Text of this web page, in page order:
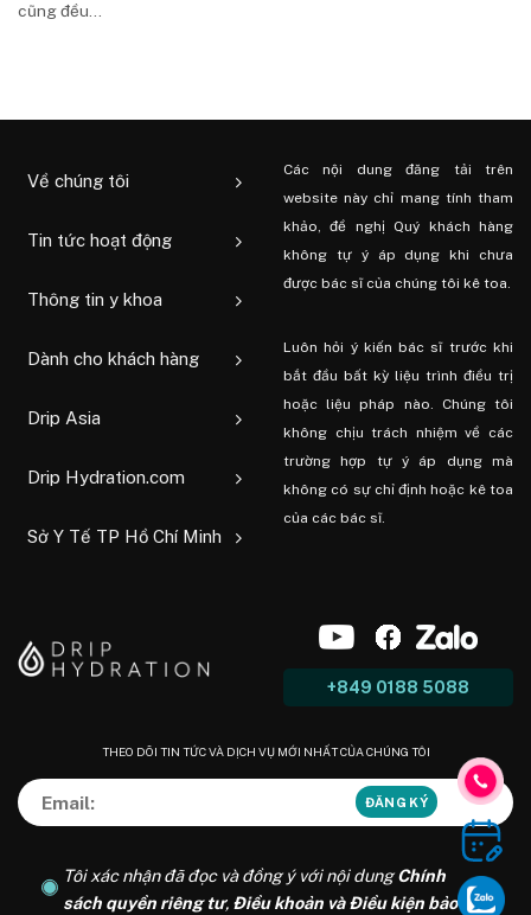
cũng đều...
Về chúng tôi
Tin tức hoạt động
Thông tin y khoa
Dành cho khách hàng
Drip Asia
Drip Hydration.com
Sở Y Tế TP Hồ Chí Minh
Các nội dung đăng tải trên
website này chỉ mang tính tham
khảo, đề nghị Quý khách hàng
không tự ý áp dụng khi chưa
được bác sĩ của chúng tôi kê toa.
Luôn hỏi ý kiến ​​bác sĩ trước khi
bắt đầu bất kỳ liệu trình điều trị
hoặc liệu pháp nào. Chúng tôi
không chịu trách nhiệm về các
trường hợp tự ý áp dụng mà
không có sự chỉ định hoặc kê toa
của các bác sĩ.
+849 0188 5088
THEO DÕI TIN TỨC VÀ DỊCH VỤ MỚI NHẤT CỦA CHÚNG TÔI
Tôi xác nhận đã đọc và đồng ý với nội dungChính
sách quyền riêng tư, Điều khoản và Điều kiện bảo